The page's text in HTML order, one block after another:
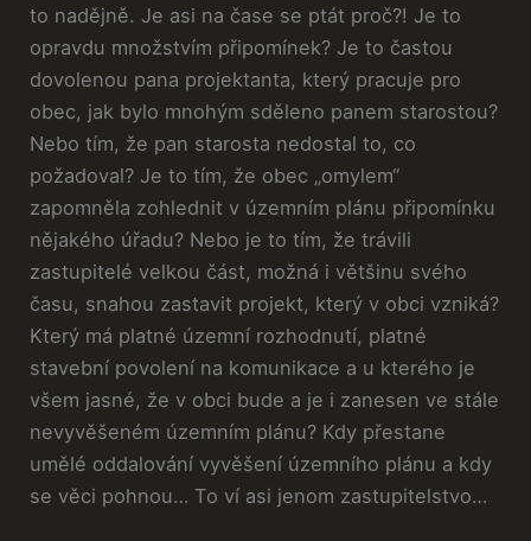
to nadějně. Je asi na čase se ptát proč?! Je to
opravdu množstvím připomínek? Je to častou
dovolenou pana projektanta, který pracuje pro
obec, jak bylo mnohým sděleno panem starostou?
Nebo tím, že pan starosta nedostal to, co
požadoval? Je to tím, že obec „omylem“
zapomněla zohlednit v územním plánu připomínku
nějakého úřadu? Nebo je to tím, že trávili
zastupitelé velkou část, možná i většinu svého
času, snahou zastavit projekt, který v obci vzniká?
Který má platné územní rozhodnutí, platné
stavební povolení na komunikace a u kterého je
všem jasné, že v obci bude a je i zanesen ve stále
nevyvěšeném územním plánu? Kdy přestane
umělé oddalování vyvěšení územního plánu a kdy
se věci pohnou… To ví asi jenom zastupitelstvo…